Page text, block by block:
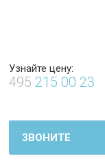
Узнайте цену:
495 215 00 23
ЗВОНИТЕ